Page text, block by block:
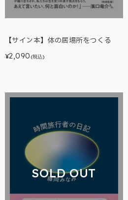
【サイン本】体の居場所をつくる
¥2,090 (税込)
SOLD OUT